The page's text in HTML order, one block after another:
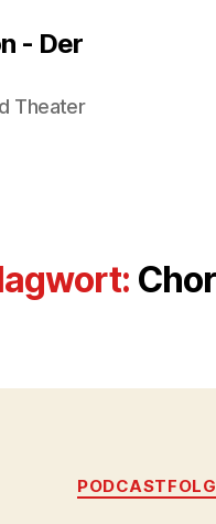
- Der
Theater